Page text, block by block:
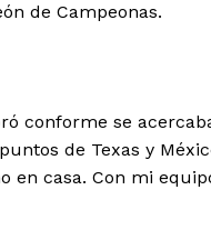
de Campeonas.
conforme se
de Texas y
en casa. Con mi